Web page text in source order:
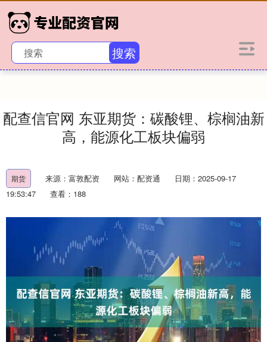
搜索
配查信官网 东亚期货：碳酸锂、棕榈油新
高，能源化工板块偏弱
期货 来源：富敦配资 网站：配资通
日期：2025-09-17
19:53:47
查看：188